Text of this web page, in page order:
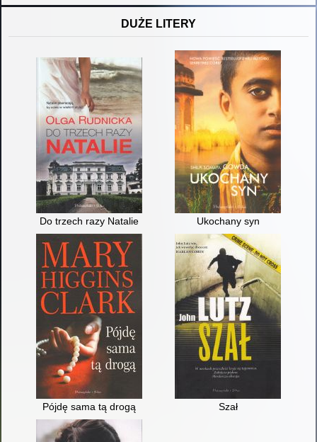
DUŻE LITERY
Do trzech razy Natalie Ukochany syn
Pójdę sama tą drogą Szał